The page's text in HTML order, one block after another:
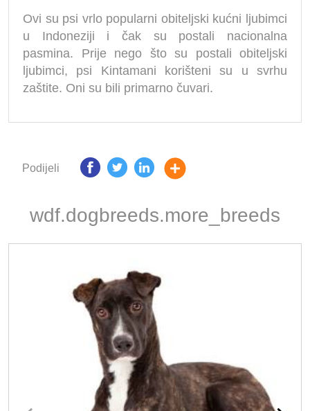
Ovi su psi vrlo popularni obiteljski kućni ljubimci
u Indoneziji i čak su postali nacionalna
pasmina. Prije nego što su postali obiteljski
ljubimci, psi Kintamani korišteni su u svrhu
zaštite. Oni su bili primarno čuvari.
Podijeli
wdf.dogbreeds.more_breeds